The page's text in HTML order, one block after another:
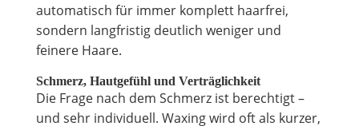
automatisch für immer komplett haarfrei,
sondern langfristig deutlich weniger und
feinere Haare.
Schmerz, Hautgefühl und Verträglichkeit
Die Frage nach dem Schmerz ist berechtigt –
und sehr individuell. Waxing wird oft als kurzer,